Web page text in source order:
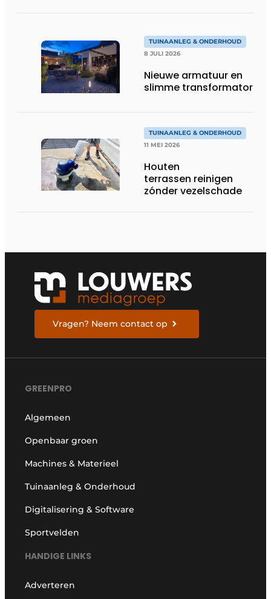
TUINAANLEG & ONDERHOUD
8 JULI 2026
Nieuwe armatuur en
slimme transformator
TUINAANLEG & ONDERHOUD
11 MEI 2026
Houten
terrassen reinigen
zónder vezelschade
Vragen? Neem contact op
GREENPRO
Algemeen
Openbaar groen
Machines & Materieel
Tuinaanleg & Onderhoud
Digitalisering & Software
Sportvelden
HANDIGE LINKS
Adverteren